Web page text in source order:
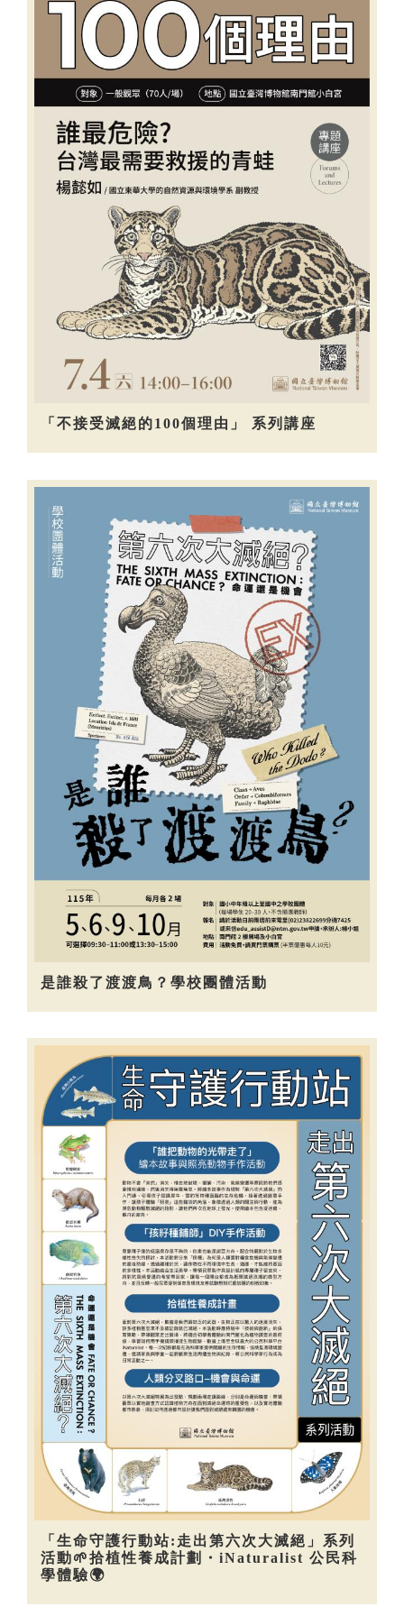
「不接受滅絕的100個理由」 系列講座
是誰殺了渡渡鳥？學校團體活動
「生命守護行動站:走出第六次大滅絕」系列
活動🌱拾植性養成計劃・iNaturalist 公民科
學體驗🌍